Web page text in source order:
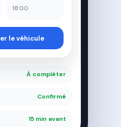
18:00
le véhicule
À compléter
Confirmé
15 min avant